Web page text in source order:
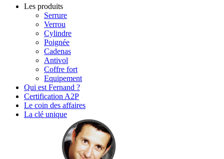
Les produits
Serrure
Verrou
Cylindre
Poignée
Cadenas
Antivol
Coffre fort
Equipement
Qui est Fernand ?
Certification A2P
Le coin des affaires
La clé unique